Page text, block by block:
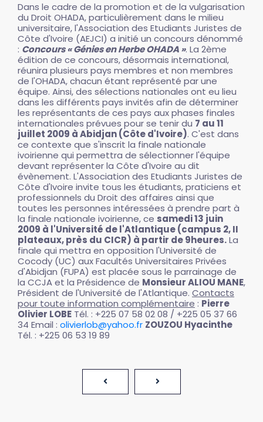
Dans le cadre de la promotion et de la vulgarisation
du Droit OHADA, particulièrement dans le milieu
universitaire, l'Association des Etudiants Juristes de
Côte d'Ivoire (AEJCI) a initié un concours dénommé
: Concours « Génies en Herbe OHADA ». La 2ème
édition de ce concours, désormais international,
réunira plusieurs pays membres et non membres
de l'OHADA, chacun étant représenté par une
équipe. Ainsi, des sélections nationales ont eu lieu
dans les différents pays invités afin de déterminer
les représentants de ces pays aux phases finales
internationales prévues pour se tenir du 7 au 11
juillet 2009 à Abidjan (Côte d'Ivoire). C'est dans
ce contexte que s'inscrit la finale nationale
ivoirienne qui permettra de sélectionner l'équipe
devant représenter la Côte d'Ivoire au dit
évènement. L'Association des Etudiants Juristes de
Côte d'Ivoire invite tous les étudiants, praticiens et
professionnels du Droit des affaires ainsi que
toutes les personnes intéressées à prendre part à
la finale nationale ivoirienne, ce samedi 13 juin
2009 à l'Université de l'Atlantique (campus 2, II
plateaux, près du CICR) à partir de 9heures.La
finale qui mettra en opposition l'Université de
Cocody (UC) aux Facultés Universitaires Privées
d'Abidjan (FUPA) est placée sous le parrainage de
la CCJA et la Présidence de Monsieur ALIOU MANE,
Président de l'Université de l'Atlantique. Contacts
pour toute information complémentaire : Pierre
Olivier LOBE Tél. : +225 07 58 02 08 / +225 05 37 66
34 Email : olivierlob@yahoo.fr ZOUZOU Hyacinthe
Tél. : +225 06 53 19 89